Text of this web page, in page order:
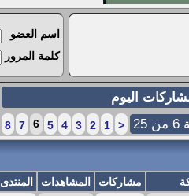
اسم العضو
كلمة المرور
اليوم
<
1
2
3
4
5
6
7
8
مشاركات المشاهدات المنتدى